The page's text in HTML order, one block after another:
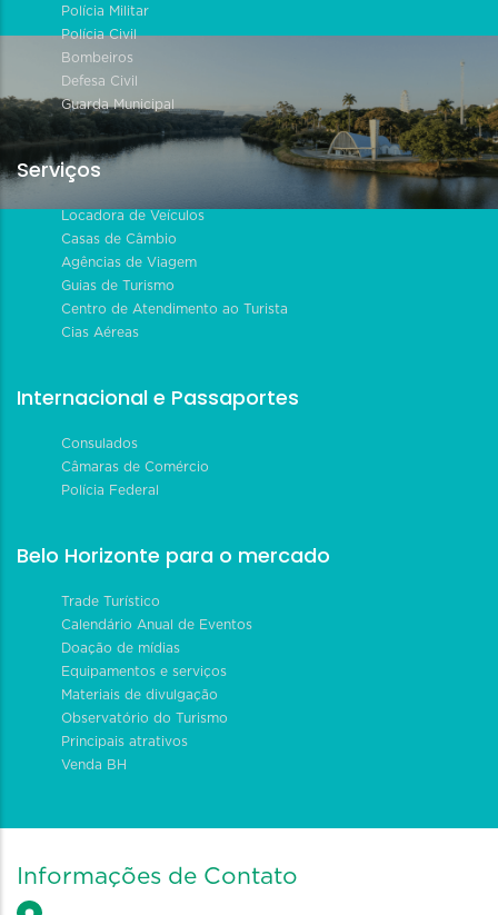
Polícia Militar
Polícia Civil
Bombeiros
Defesa Civil
Guarda Municipal
Serviços
Locadora de Veículos
Casas de Câmbio
Agências de Viagem
Guias de Turismo
Centro de Atendimento ao Turista
Cias Aéreas
Internacional e Passaportes
Consulados
Câmaras de Comércio
Polícia Federal
Belo Horizonte para o mercado
Trade Turístico
Calendário Anual de Eventos
Doação de mídias
Equipamentos e serviços
Materiais de divulgação
Observatório do Turismo
Principais atrativos
Venda BH
Informações de Contato